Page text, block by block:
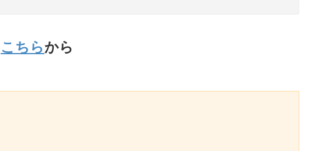
こちらから